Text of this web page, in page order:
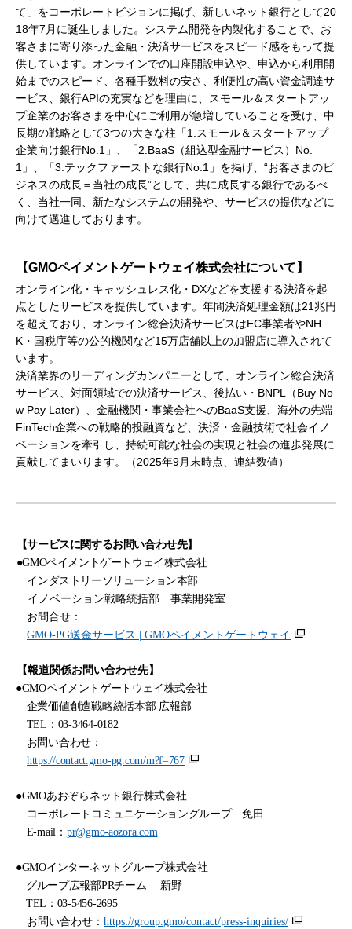
て」をコーポレートビジョンに掲げ、新しいネット銀行として20
18年7月に誕生しました。システム開発を内製化することで、お
客さまに寄り添った金融・決済サービスをスピード感をもって提
供しています。オンラインでの口座開設申込や、申込から利用開
始までのスピード、各種手数料の安さ、利便性の高い資金調達サ
ービス、銀行APIの充実などを理由に、スモール＆スタートアッ
プ企業のお客さまを中心にご利用が急増していることを受け、中
長期の戦略として3つの大きな柱「1.スモール＆スタートアップ
企業向け銀行No.1」、「2.BaaS（組込型金融サービス）No.
1」、「3.テックファーストな銀行No.1」を掲げ、“お客さまのビ
ジネスの成長＝当社の成長”として、共に成長する銀行であるべ
く、当社一同、新たなシステムの開発や、サービスの提供などに
向けて邁進しております。
【GMOペイメントゲートウェイ株式会社について】
オンライン化・キャッシュレス化・DXなどを支援する決済を起
点としたサービスを提供しています。年間決済処理金額は21兆円
を超えており、オンライン総合決済サービスはEC事業者やNH
K・国税庁等の公的機関など15万店舗以上の加盟店に導入されて
います。
決済業界のリーディングカンパニーとして、オンライン総合決済
サービス、対面領域での決済サービス、後払い・BNPL（Buy No
w Pay Later）、金融機関・事業会社へのBaaS支援、海外の先端
FinTech企業への戦略的投融資など、決済・金融技術で社会イノ
ベーションを牽引し、持続可能な社会の実現と社会の進歩発展に
貢献してまいります。（2025年9月末時点、連結数値）
【サービスに関するお問い合わせ先】
●GMOペイメントゲートウェイ株式会社
インダストリーソリューション本部
イノベーション戦略統括部 事業開発室
お問合せ：
GMO-PG送金サービス | GMOペイメントゲートウェイ
【報道関係お問い合わせ先】
●GMOペイメントゲートウェイ株式会社
企業価値創造戦略統括本部 広報部
TEL ： 03-3464-0182
お問い合わせ：
https://contact.gmo-pg.com/m?f=767
●GMOあおぞらネット銀行株式会社
コーポレートコミュニケーショングループ 免田
E-mail ： pr@gmo-aozora.com
●GMOインターネットグループ株式会社
グループ広報部PRチーム
新野
TEL ： 03-5456-2695
お問い合わせ： https://group.gmo/contact/press-inquiries/